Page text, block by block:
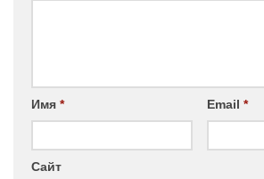
Имя * Email *
Сайт